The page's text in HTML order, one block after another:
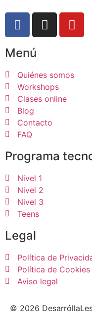
Menú
Quiénes somos
Workshops
Clases online
Blog
Contacto
FAQ
Programa
Nivel 1
Nivel 2
Nivel 3
Teens
Legal
Política de
Política de Cookies
Aviso legal
© 2026